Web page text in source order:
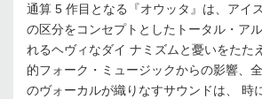
通算 5 作目となる『オウッタ』は、アイ
の区分をコンセプトとしたトータル・ア
れるヘヴィなダイ ナミズムと憂いをたた
的フォーク・ミュージックからの影響、
のヴォーカルが織りなすサウンドは、 時